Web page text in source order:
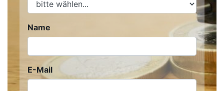
Name
E-Mail